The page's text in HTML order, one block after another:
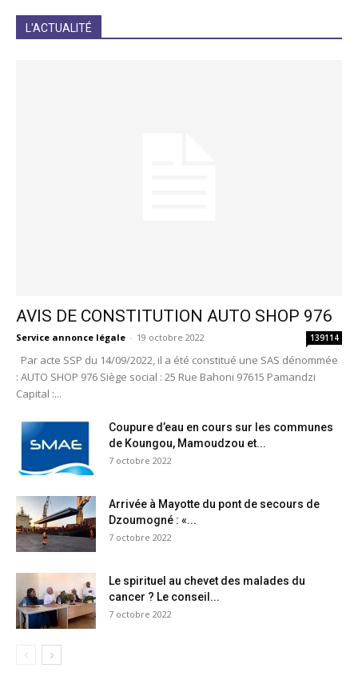
L'ACTUALITÉ
AVIS DE CONSTITUTION AUTO SHOP 976
Service annonce légale - 19 octobre 2022 139114
Par acte SSP du 14/09/2022, il a été constitué une SAS dénommée
: AUTO SHOP 976 Siège social : 25 Rue Bahoni 97615 Pamandzi
Capital :...
Coupure d’eau en cours sur les communes
de Koungou, Mamoudzou et...
7 octobre 2022
Arrivée à Mayotte du pont de secours de
Dzoumogné : «...
7 octobre 2022
Le spirituel au chevet des malades du
cancer ? Le conseil...
7 octobre 2022